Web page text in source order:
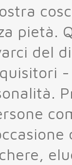
pietà.
del